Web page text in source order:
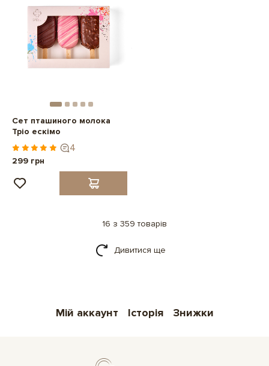
Сет пташиного молока
Тріо ескімо
4
299 грн
16 з 359 товарів
Дивитися ще
Мій аккаунт Історія Знижки